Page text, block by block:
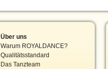
Über uns
Warum ROYALDANCE?
Qualitätsstandard
Das Tanzteam